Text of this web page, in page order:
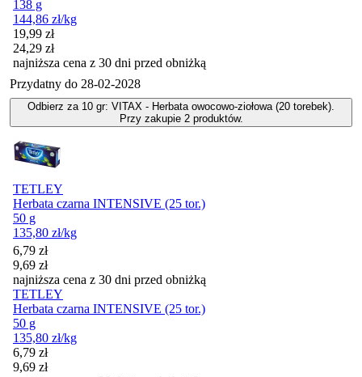
138 g
144,86 zł/kg
Cena promocyjna
19,99 zł
24,29 zł
najniższa cena z 30 dni przed obniżką
Przydatny do 28-02-2028
Odbierz za 10 gr: VITAX - Herbata owocowo-ziołowa (20 torebek).
Przy zakupie 2 produktów.
TETLEY
Herbata czarna INTENSIVE (25 tor.)
50 g
135,80 zł/kg
Cena promocyjna
6,79 zł
9,69 zł
najniższa cena z 30 dni przed obniżką
TETLEY
Herbata czarna INTENSIVE (25 tor.)
50 g
135,80 zł/kg
Cena promocyjna
6,79 zł
9,69 zł